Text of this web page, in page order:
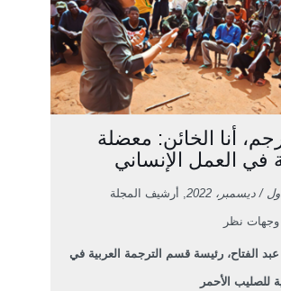
أنا الخائن: معضلة
في العمل الإنساني
, أرشيف المجلة
وجهات نظر
الفتاح، رئيسة قسم الترجمة العربية في
للصليب الأحمر